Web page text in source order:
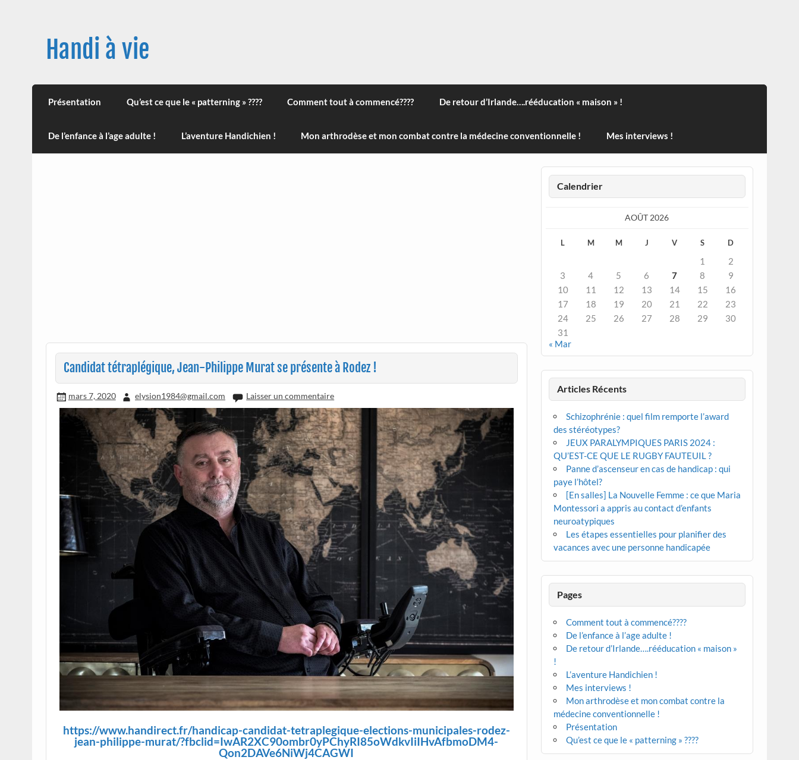
Handi à vie
Une image positive du handicap, en France et à travers le monde, des nouveautés technologiques , de l'handisport , des actualités sur la santé, sur les vaccins, de
leur impact sur la santé (mon histoire est dans le menu) ! Bonne visite
Présentation Qu’est ce que le « patterning » ???? Comment tout à commencé???? De retour d’Irlande….rééducation « maison » !
De l’enfance à l’age adulte ! L’aventure Handichien ! Mon arthrodèse et mon combat contre la médecine conventionnelle ! Mes interviews !
Candidat tétraplégique, Jean-Philippe Murat se présente à Rodez !
mars 7, 2020 elysion1984@gmail.com Laisser un commentaire
https://www.handirect.fr/handicap-candidat-tetraplegique-elections-municipales-rodez-
jean-philippe-murat/?fbclid=IwAR2XC90ombr0yPChyRI85oWdkvIiIHvAfbmoDM4-
Qon2DAVe6NiWj4CAGWI
Calendrier
AOÛT 2026
L M M J V S D
1
2
3
4 5 6 7 8
9
10
11 12 13 14 15
16
17
18 19 20 21 22
23
24
25 26 27 28 29
30
31
« Mar
Articles Récents
Schizophrénie : quel film remporte l’award
des stéréotypes?
JEUX PARALYMPIQUES PARIS 2024 :
QU’EST-CE QUE LE RUGBY FAUTEUIL ?
Panne d’ascenseur en cas de handicap : qui
paye l’hôtel?
[En salles] La Nouvelle Femme : ce que Maria
Montessori a appris au contact d’enfants
neuroatypiques
Les étapes essentielles pour planifier des
vacances avec une personne handicapée
Pages
Comment tout à commencé????
De l’enfance à l’age adulte !
De retour d’Irlande….rééducation « maison »
!
L’aventure Handichien !
Mes interviews !
Mon arthrodèse et mon combat contre la
médecine conventionnelle !
Présentation
Qu’est ce que le « patterning » ????